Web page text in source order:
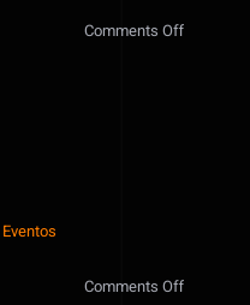
Comments Offon
Eventos
Comments Offon